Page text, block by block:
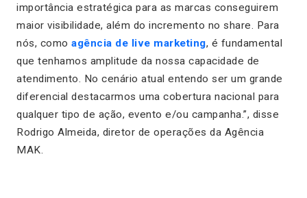
importância estratégica para as marcas conseguirem
maior visibilidade, além do incremento no share. Para
nós, como agência de live marketing, é fundamental
que tenhamos amplitude da nossa capacidade de
atendimento. No cenário atual entendo ser um grande
diferencial destacarmos uma cobertura nacional para
qualquer tipo de ação, evento e/ou campanha.”, disse
Rodrigo Almeida, diretor de operações da Agência
MAK.